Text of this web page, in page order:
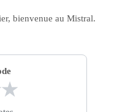
bienvenue au Mistral.
★